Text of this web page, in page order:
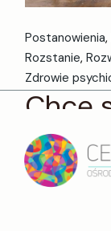
Postanowienia
Rozstanie
Zdrowie
Chcę
Konflikty
tym artykule